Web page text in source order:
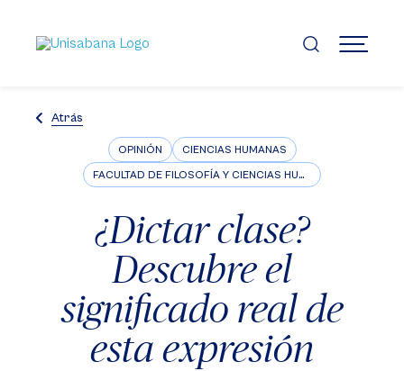
contenido
principal
MENÚ
Atrás
OPINIÓN CIENCIAS HUMANAS
FACULTAD DE FILOSOFÍA Y CIENCIAS HUMANAS
¿Dictar clase?
Descubre el
significado real de
esta expresión